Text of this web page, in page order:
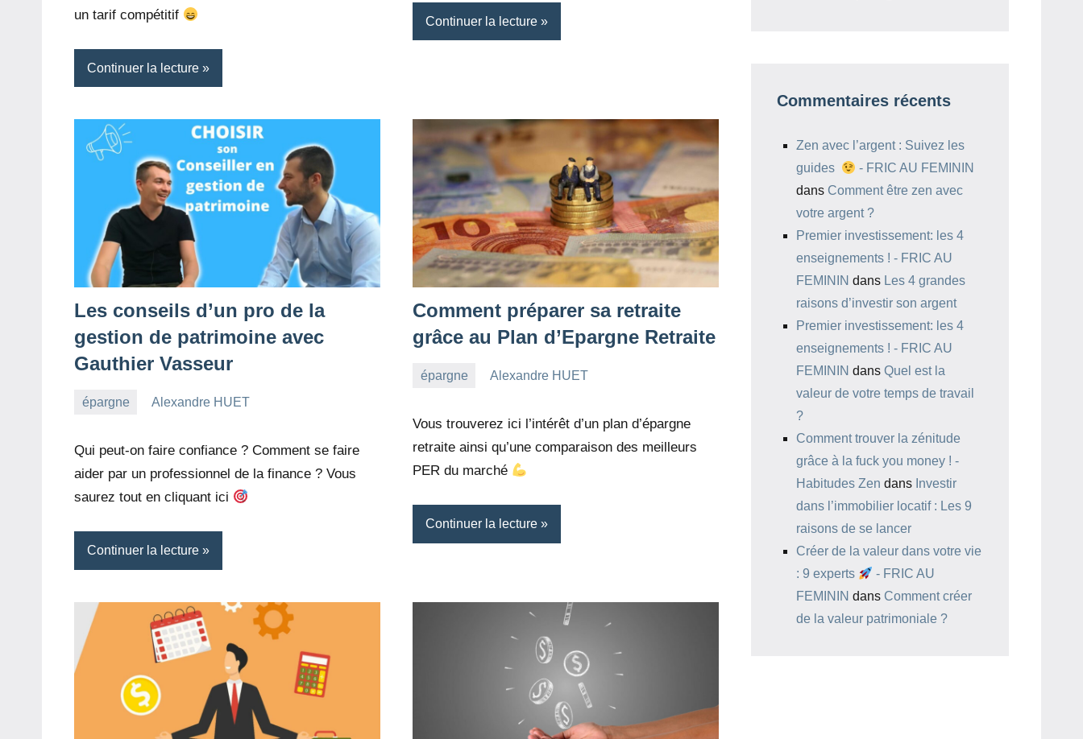
un tarif compétitif
Continuer la lecture
Continuer la lecture
Les conseils d’un pro de la
gestion de patrimoine avec
Gauthier Vasseur
épargne
2022
Alexandre HUET
Qui peut-on faire confiance ? Comment se faire
aider par un professionnel de la finance ? Vous
saurez tout en cliquant ici
Continuer la lecture
Comment préparer sa retraite
grâce au Plan d’Epargne Retraite
épargne
2022
Alexandre HUET
Vous trouverez ici l’intérêt d’un plan d’épargne
retraite ainsi qu’une comparaison des meilleurs
PER du marché
Continuer la lecture
Commentaires récents
Zen avec l’argent : Suivez les
guides
- FRIC AU FEMININ
dans Comment être zen avec
votre argent ?
Premier investissement: les 4
enseignements ! - FRIC AU
FEMININ dans Les 4 grandes
raisons d’investir son argent
Premier investissement: les 4
enseignements ! - FRIC AU
FEMININ dans Quel est la
valeur de votre temps de travail
?
Comment trouver la zénitude
grâce à la fuck you money ! -
Habitudes Zen dans Investir
dans l’immobilier locatif : Les 9
raisons de se lancer
Créer de la valeur dans votre vie
: 9 experts
- FRIC AU
FEMININ dans Comment créer
de la valeur patrimoniale ?